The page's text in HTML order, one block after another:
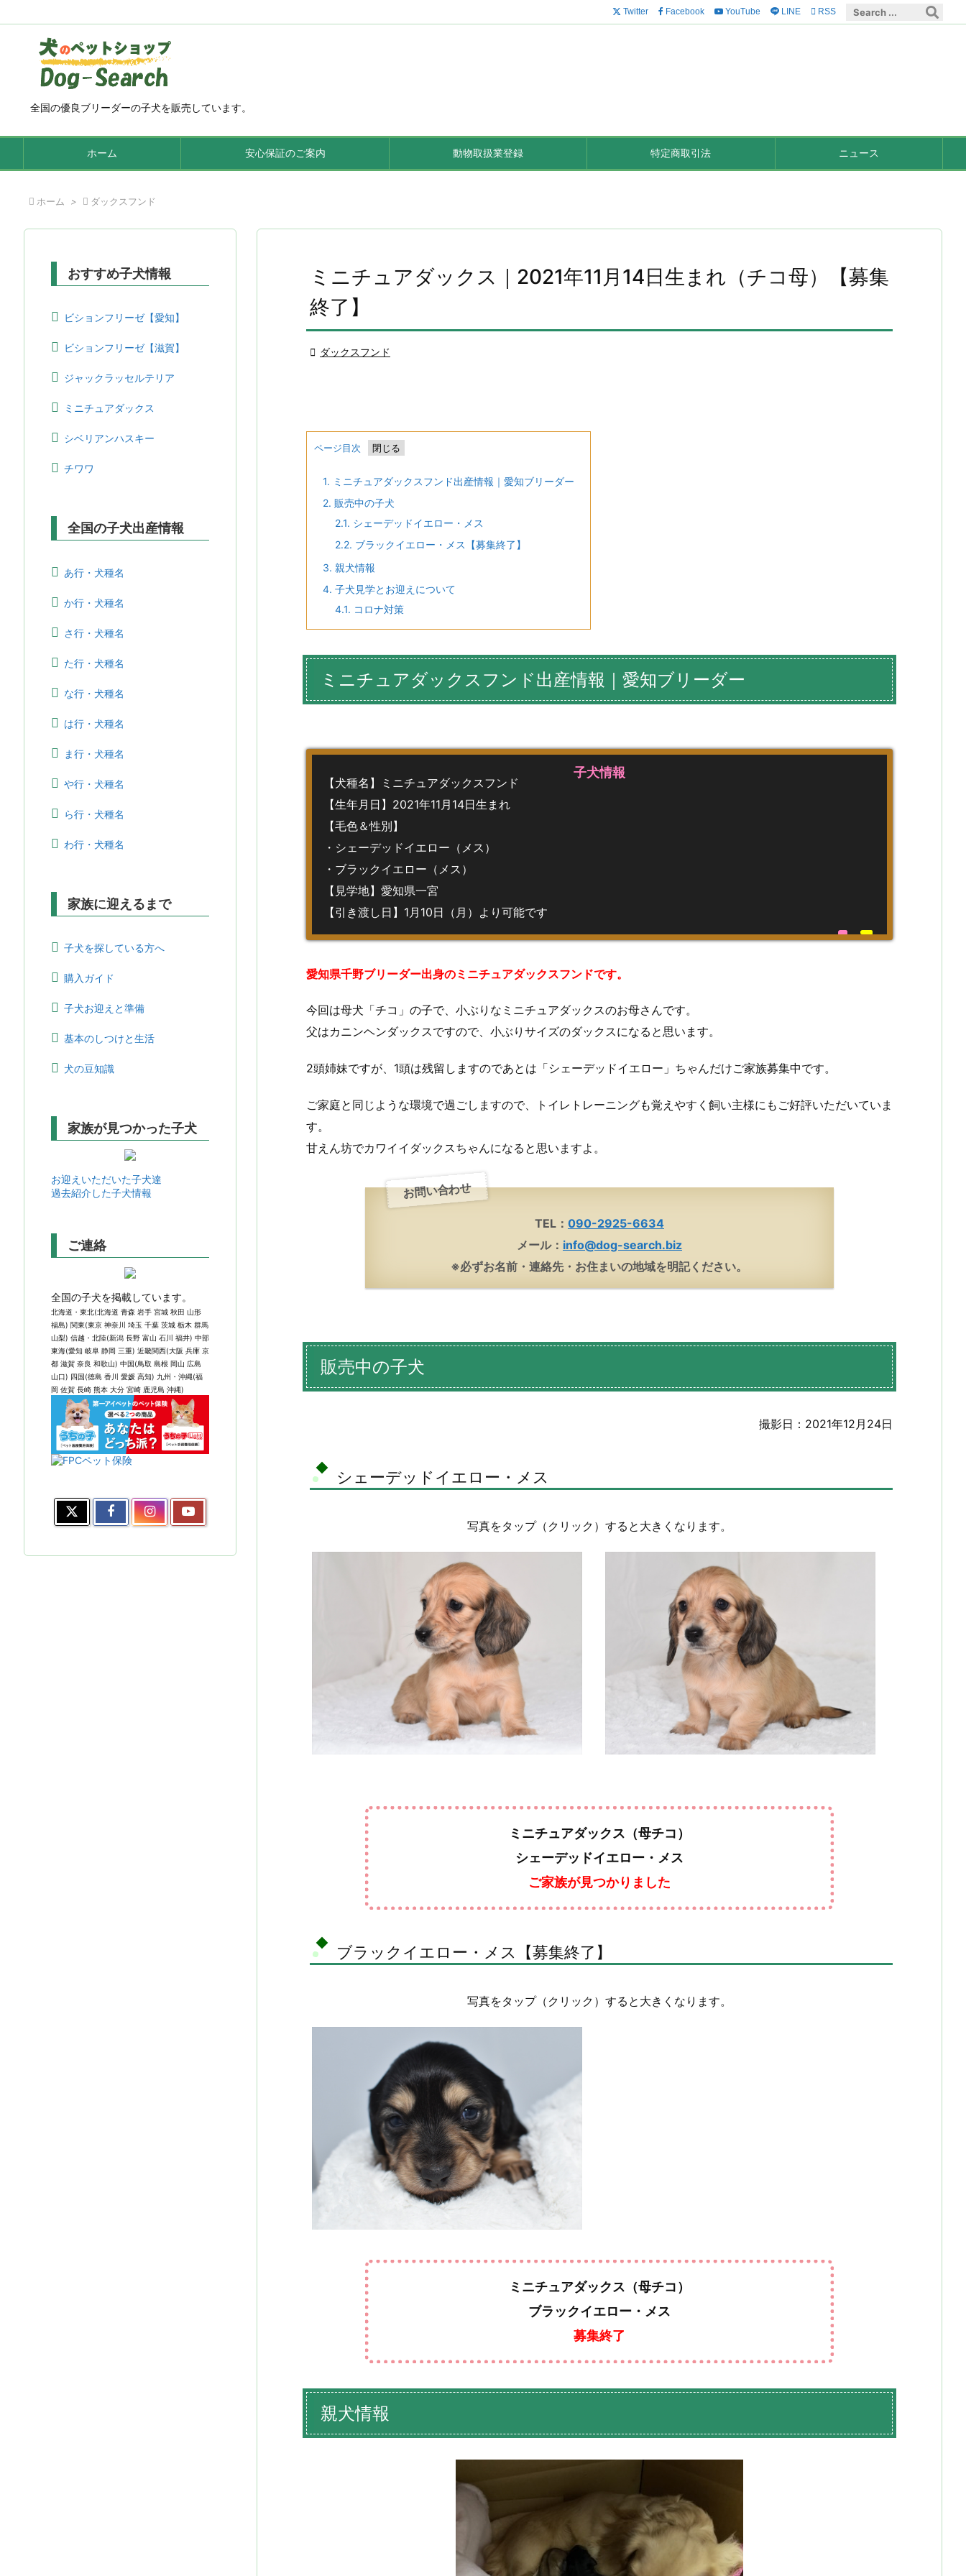
全国の優良ブリーダーの子犬を販売しています。
ホーム 安心保証のご案内 動物取扱業登録 特定商取引法 ニュース
Twitter Facebook YouTube LINE  RSS
 ホーム >  ダックスフンド
ミニチュアダックス｜2021年11月14日生まれ（チコ母）【募集
終了】
 ダックスフンド
ページ目次
1. ミニチュアダックスフンド出産情報｜愛知ブリーダー
2. 販売中の子犬
2.1. シェーデッドイエロー・メス
2.2. ブラックイエロー・メス【募集終了】
3. 親犬情報
4. 子犬見学とお迎えについて
4.1. コロナ対策
ミニチュアダックスフンド出産情報｜愛知ブリーダー
子犬情報
【犬種名】ミニチュアダックスフンド
【生年月日】2021年11月14日生まれ
【毛色＆性別】
・シェーデッドイエロー（メス）
・ブラックイエロー（メス）
【見学地】愛知県一宮
【引き渡し日】1月10日（月）より可能です
愛知県千野ブリーダー出身のミニチュアダックスフンドです。
今回は母犬「チコ」の子で、小ぶりなミニチュアダックスのお母さんです。
父はカニンヘンダックスですので、小ぶりサイズのダックスになると思います。
2頭姉妹ですが、1頭は残留しますのであとは「シェーデッドイエロー」ちゃんだけご家族募集中です。
ご家庭と同じような環境で過ごしますので、トイレトレーニングも覚えやすく飼い主様にもご好評いただいていま
す。
甘えん坊でカワイイダックスちゃんになると思いますよ。
お問い合わせ
TEL： 090-2925-6634
メール： info@dog-search.biz
※必ずお名前・連絡先・お住まいの地域を明記ください。
販売中の子犬
撮影日：2021年12月24日
シェーデッドイエロー・メス
写真をタップ（クリック）すると大きくなります。
ミニチュアダックス（母チコ）
シェーデッドイエロー・メス
ご家族が見つかりました
ブラックイエロー・メス【募集終了】
写真をタップ（クリック）すると大きくなります。
ミニチュアダックス（母チコ）
ブラックイエロー・メス
募集終了
親犬情報
おすすめ子犬情報
ビションフリーゼ【愛知】
ビションフリーゼ【滋賀】
ジャックラッセルテリア
ミニチュアダックス
シベリアンハスキー
チワワ
全国の子犬出産情報
あ行・犬種名
か行・犬種名
さ行・犬種名
た行・犬種名
な行・犬種名
は行・犬種名
ま行・犬種名
や行・犬種名
ら行・犬種名
わ行・犬種名
家族に迎えるまで
子犬を探している方へ
購入ガイド
子犬お迎えと準備
基本のしつけと生活
犬の豆知識
家族が見つかった子犬
お迎えいただいた子犬達
過去紹介した子犬情報
ご連絡
全国の子犬を掲載しています。
北海道・東北(北海道 青森 岩手 宮城 秋田 山形
福島) 関東(東京 神奈川 埼玉 千葉 茨城 栃木 群馬
山梨) 信越・北陸(新潟 長野 富山 石川 福井) 中部
東海(愛知 岐阜 静岡 三重) 近畿関西(大阪 兵庫 京
都 滋賀 奈良 和歌山) 中国(鳥取 島根 岡山 広島
山口) 四国(徳島 香川 愛媛 高知) 九州・沖縄(福
岡 佐賀 長崎 熊本 大分 宮崎 鹿児島 沖縄)